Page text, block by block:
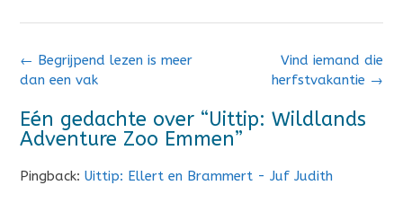
Bericht
navigatie
Vind iemand die
herfstvakantie →
← Begrijpend lezen is meer
dan een vak
Eén gedachte over “Uittip: Wildlands
Adventure Zoo Emmen”
Pingback: Uittip: Ellert en Brammert - Juf Judith